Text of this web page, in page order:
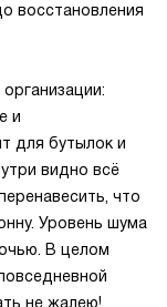
восстановления
и
для бутылок и
видно всё
что
Уровень шума
В целом
не жалею!